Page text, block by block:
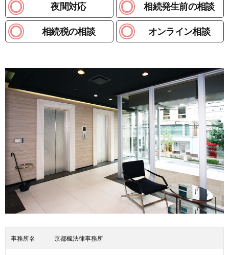
夜間対応 相続発生前の相談
相続税の相談 オンライン相談
事務所名 京都楓法律事務所